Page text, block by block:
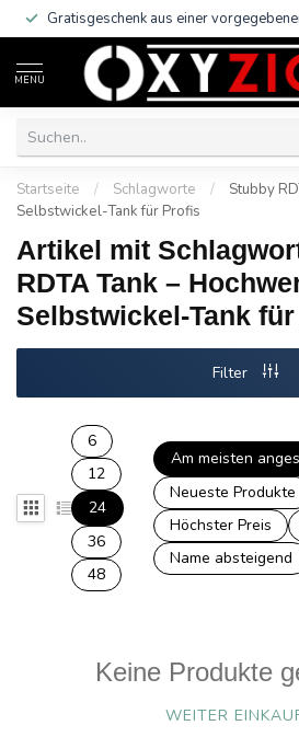
Gratisgeschenk aus einer
MENU
Startseite / Schlagworte /
Stubby
Selbstwickel-Tank für Profis
Artikel mit
RDTA Tank –
Selbstwickel-Tank
Filter
6
12
24
36
48
Am meisten
Neueste Produkte
Höchster Preis
Name absteigend
Keine Produkte
WEITER